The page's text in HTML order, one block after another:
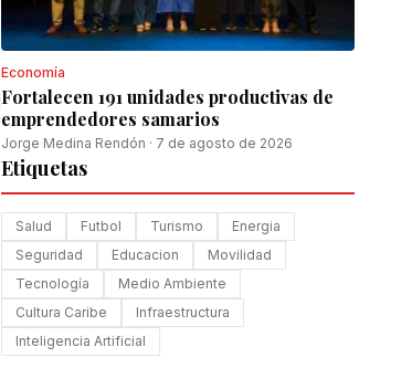
Economía
Fortalecen 191 unidades productivas de
emprendedores samarios
Jorge Medina Rendón · 7 de agosto de 2026
Etiquetas
Salud Futbol Turismo
Energia
Seguridad
Educacion
Movilidad
Tecnología
Medio Ambiente
Cultura Caribe
Infraestructura
Inteligencia Artificial